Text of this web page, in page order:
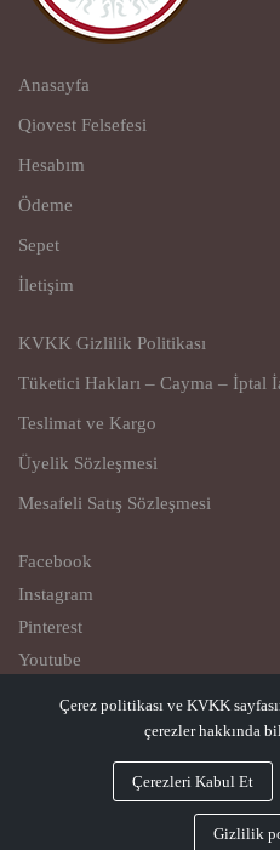
Anasayfa
Qiovest Felsefesi
Hesabım
Ödeme
Sepet
İletişim
KVKK Gizlilik Politikası
Tüketici Hakları – Cayma – İptal
Teslimat ve Kargo
Üyelik Sözleşmesi
Mesafeli Satış Sözleşmesi
Facebook
Instagram
Pinterest
Youtube
© Copyright 2023
Qiovest – Casual Comfort
Çerez politikası ve KVKK
çerezler hakkında
Çerezleri Kabul Et
Gizlilik